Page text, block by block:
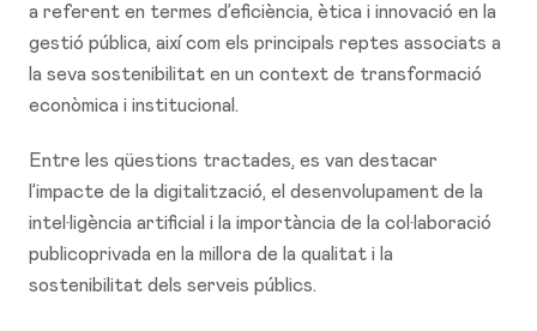
a referent en termes d’eficiència, ètica i innovació en la
gestió pública, així com els principals reptes associats a
la seva sostenibilitat en un context de transformació
econòmica i institucional.
Entre les qüestions tractades, es van destacar
l’impacte de la digitalització, el desenvolupament de la
intel·ligència artificial i la importància de la col·laboració
publicoprivada en la millora de la qualitat i la
sostenibilitat dels serveis públics.